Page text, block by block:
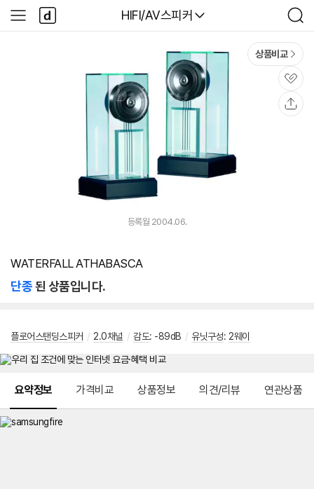
다나와
HIFI/AV스피커
검
색
사
이
다
나
와
상품비교
관
심
등록월 2004.06.
WATERFALL ATHABASCA
단종된 상품입니다.
플로어스탠딩스피커 / 2.0채널 / 감도: -89dB / 유닛구성: 2웨이
요약정보 가격비교 상품정보 의견/리뷰 연관상품